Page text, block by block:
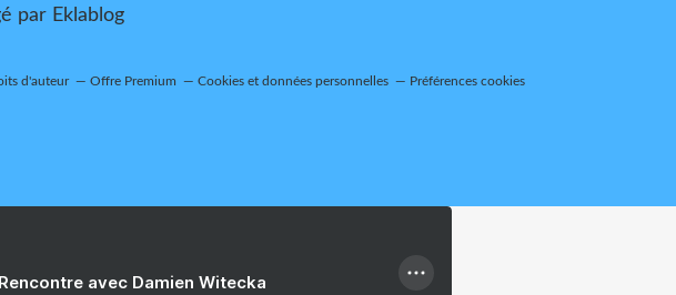
par Eklablog
d'auteur Offre Premium Cookies et données personnelles Préférences cookies
avec Damien Witecka